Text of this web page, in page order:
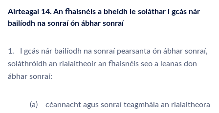
Airteagal 14. An fhaisnéis a bheidh le soláthar i gcás nár
bailíodh na sonraí ón ábhar sonraí
1. I gcás nár bailíodh na sonraí pearsanta ón ábhar sonraí,
soláthróidh an rialaitheoir an fhaisnéis seo a leanas don
ábhar sonraí:
(a) céannacht agus sonraí teagmhála an rialaitheora